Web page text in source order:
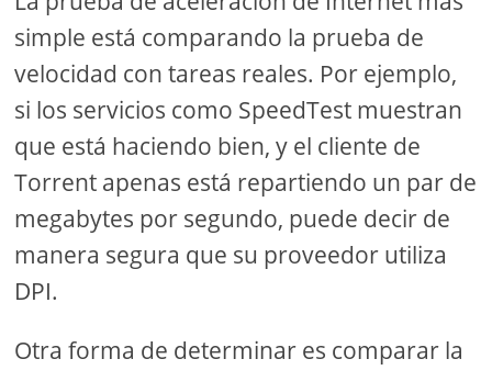
simple está comparando la prueba de
velocidad con tareas reales. Por ejemplo,
si los servicios como SpeedTest muestran
que está haciendo bien, y el cliente de
Torrent apenas está repartiendo un par de
megabytes por segundo, puede decir de
manera segura que su proveedor utiliza
DPI.
Otra forma de determinar es comparar la